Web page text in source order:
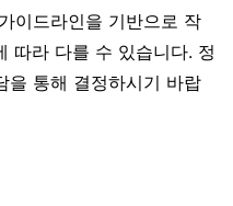
이드라인을 기반으로 작
따라 다를 수 있습니다. 정
을 통해 결정하시기 바랍